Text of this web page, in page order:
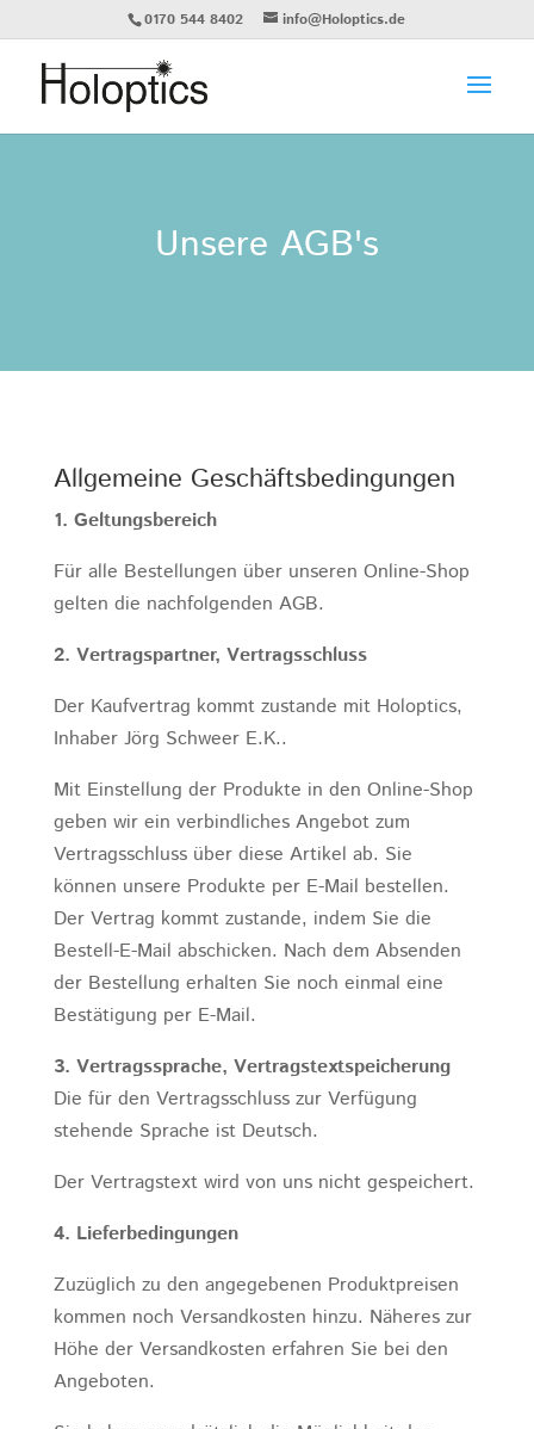
0170 544 8402 info@Holoptics.de
Unsere AGB's
Allgemeine Geschäftsbedingungen
1. Geltungsbereich
Für alle Bestellungen über unseren Online-Shop
gelten die nachfolgenden AGB.
2. Vertragspartner, Vertragsschluss
Der Kaufvertrag kommt zustande mit Holoptics,
Inhaber Jörg Schweer E.K..
Mit Einstellung der Produkte in den Online-Shop
geben wir ein verbindliches Angebot zum
Vertragsschluss über diese Artikel ab. Sie
können unsere Produkte per E-Mail bestellen.
Der Vertrag kommt zustande, indem Sie die
Bestell-E-Mail abschicken. Nach dem Absenden
der Bestellung erhalten Sie noch einmal eine
Bestätigung per E-Mail.
3. Vertragssprache, Vertragstextspeicherung
Die für den Vertragsschluss zur Verfügung
stehende Sprache ist Deutsch.
Der Vertragstext wird von uns nicht gespeichert.
4. Lieferbedingungen
Zuzüglich zu den angegebenen Produktpreisen
kommen noch Versandkosten hinzu. Näheres zur
Höhe der Versandkosten erfahren Sie bei den
Angeboten.